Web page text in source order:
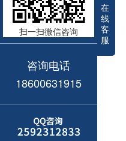
在
线
客
服
扫一扫微信咨询
咨询电话
18600631915